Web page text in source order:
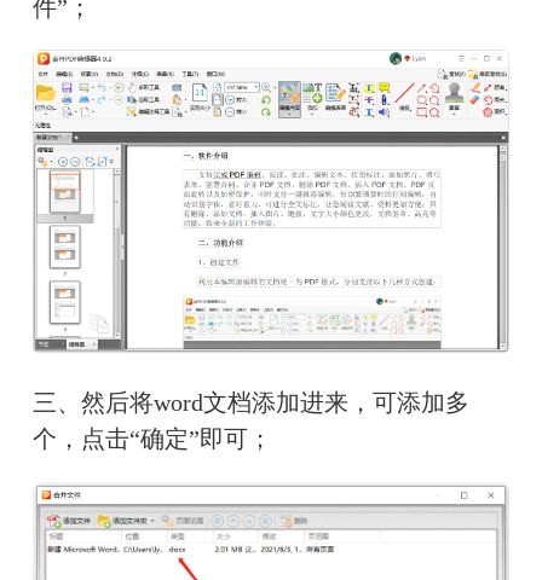
件”；
三、然后将word文档添加进来，可添加多
个，点击“确定”即可；